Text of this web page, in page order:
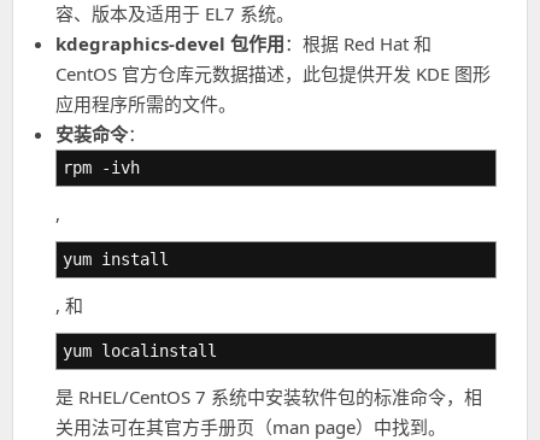
容、版本及适用于 EL7 系统。
kdegraphics-devel 包作用：根据 Red Hat 和
CentOS 官方仓库元数据描述，此包提供开发 KDE 图形
应用程序所需的文件。
安装命令：
rpm -ivh
,
yum install
, 和
yum localinstall
是 RHEL/CentOS 7 系统中安装软件包的标准命令，相
关用法可在其官方手册页（man page）中找到。